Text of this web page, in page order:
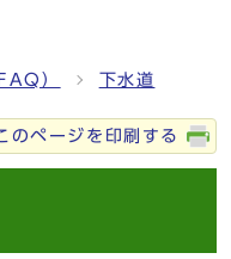
） 下水道
のページを印刷する